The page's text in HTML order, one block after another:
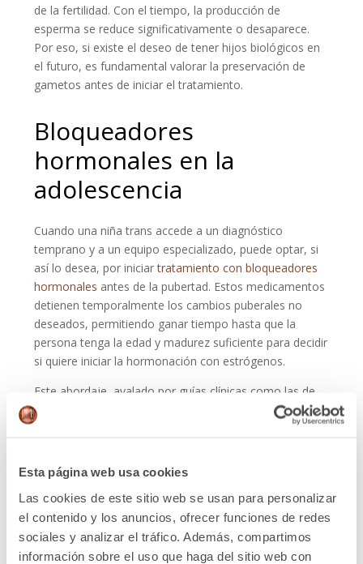
Esta página web usa cookies
Las cookies de este sitio web se usan para personalizar
el contenido y los anuncios, ofrecer funciones de redes
sociales y analizar el tráfico. Además, compartimos
información sobre el uso que haga del sitio web con
de la fertilidad. Con el tiempo, la producción de
esperma se reduce significativamente o desaparece.
Por eso, si existe el deseo de tener hijos biológicos en
el futuro, es fundamental valorar la preservación de
gametos antes de iniciar el tratamiento.
Bloqueadores
hormonales en la
adolescencia
Cuando una niña trans accede a un diagnóstico
temprano y a un equipo especializado, puede optar, si
así lo desea, por iniciartratamiento con bloqueadores
hormonales antes de la pubertad. Estos medicamentos
detienen temporalmente los cambios puberales no
deseados, permitiendo ganar tiempo hasta que la
persona tenga la edad y madurez suficiente para decidir
si quiere iniciar la hormonación con estrógenos.
Este abordaje, avalado por guías clínicas como las de
WPATH o la Endocrine Society, tiene múltiples
beneficios: reduce la disforia, previene el desarrollo de
nuez, el vello corporal o la voz grave) y facilita una
transición más armónica en la edad adulta.
Cuando la hormonación se inicia tras el uso de
bloqueadores, los cambios físicos pueden ser más
marcados y completos. En cambio, si la terapia con